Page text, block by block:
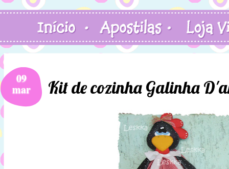
09
mar Kit de cozinha Galinha